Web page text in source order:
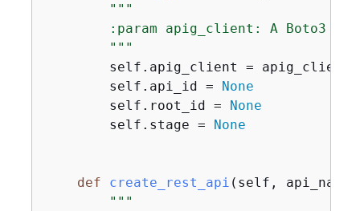
"""
:param apig_client: A Boto3
        """
        self.apig_client = apig_client
        self.api_id =
None
        self.root_id =
None
        self.stage =
None
def create_rest_api ( self, api_name
"""